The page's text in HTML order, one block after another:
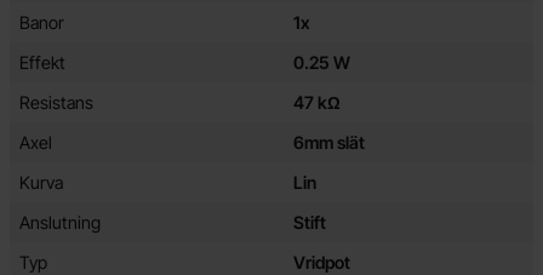
Banor
1x
Effekt
0.25 W
Resistans
47 kΩ
Axel
6mm slät
Kurva
Lin
Anslutning
Stift
Typ
Vridpot